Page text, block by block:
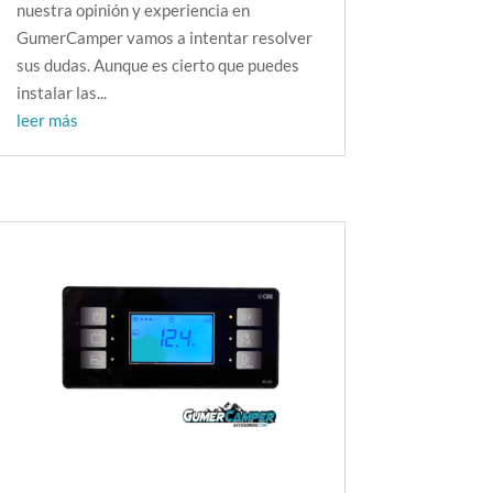
nuestra opinión y experiencia en
GumerCamper vamos a intentar resolver
sus dudas. Aunque es cierto que puedes
instalar las...
leer más